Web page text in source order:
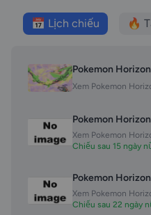
📅 Lịch chiếu 🔥
Pokemon
Xem Pokemon
Pokemon
Xem Pokemon
Chiếu sau 15 ngày
Pokemon
Xem Pokemon
Chiếu sau 22 ngày